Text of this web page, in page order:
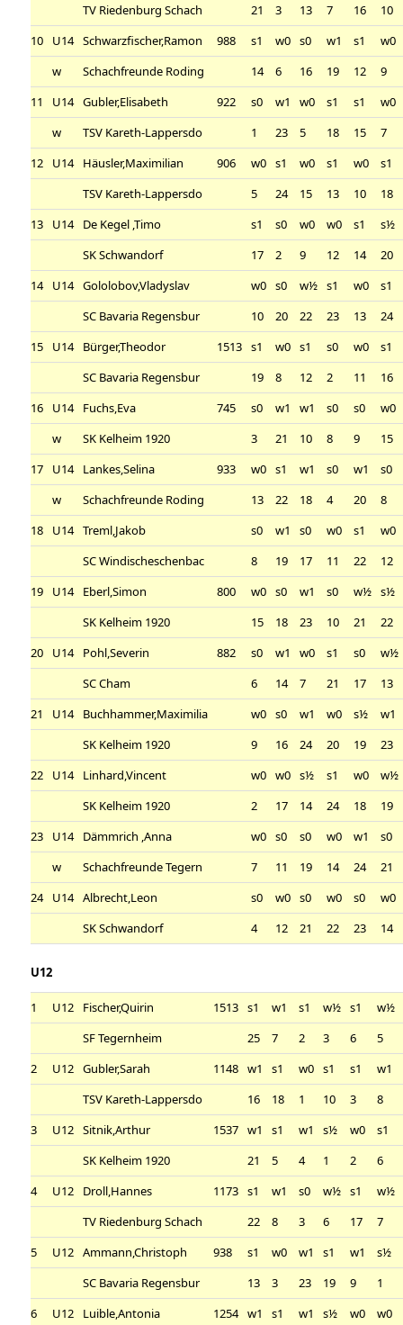
TV Riedenburg Schach
21 3 13 7 16
10
10
U14 Schwarzfischer,Ramon 988 s1 w0 s0 w1 s1
w0
w
Schachfreunde Roding 14 6 16 19 12
9
11
U14 Gubler,Elisabeth 922 s0 w1 w0 s1 s1
w0
w
TSV Kareth-Lappersdo 1 23 5 18 15
7
12
U14 Häusler,Maximilian 906 w0 s1 w0 s1 w0
s1
TSV Kareth-Lappersdo
5 24 15 13 10
18
13
U14 De Kegel ,Timo s1 s0 w0 w0 s1
s½
SK Schwandorf
17 2 9 12 14
20
14
U14 Gololobov,Vladyslav w0 s0 w½ s1 w0
s1
SC Bavaria Regensbur
10 20 22 23 13
24
15
U14 Bürger,Theodor 1513 s1 w0 s1 s0 w0
s1
SC Bavaria Regensbur
19 8 12 2 11
16
16
U14 Fuchs,Eva 745 s0 w1 w1 s0 s0
w0
w
SK Kelheim 1920 3 21 10 8 9
15
17
U14 Lankes,Selina 933 w0 s1 w1 s0 w1
s0
w
Schachfreunde Roding 13 22 18 4 20
8
18
U14 Treml,Jakob s0 w1 s0 w0 s1
w0
SC Windischeschenbac
8 19 17 11 22
12
19
U14 Eberl,Simon 800 w0 s0 w1 s0 w½ s½
SK Kelheim 1920
15 18 23 10 21
22
20
U14 Pohl,Severin 882 s0 w1 w0 s1 s0
w½
SC Cham
6 14 7 21 17
13
21
U14 Buchhammer,Maximilia w0 s0 w1 w0 s½
w1
SK Kelheim 1920
9 16 24 20 19
23
22
U14 Linhard,Vincent w0 w0 s½ s1 w0
w½
SK Kelheim 1920
2 17 14 24 18
19
23
U14 Dämmrich ,Anna w0 s0 s0 w0 w1
s0
w
Schachfreunde Tegern 7 11 19 14 24
21
24
U14 Albrecht,Leon s0 w0 s0 w0 s0
w0
SK Schwandorf
4 12 21 22 23 14
U12
1 U12 Fischer,Quirin 1513 s1 w1 s1 w½ s1
w½
SF Tegernheim
25 7 2 3 6
5
2
U12 Gubler,Sarah 1148 w1 s1 w0 s1 s1
w1
TSV Kareth-Lappersdo
16 18 1 10 3
8
3
U12 Sitnik,Arthur 1537 w1 s1 w1 s½ w0
s1
SK Kelheim 1920
21 5 4 1 2
6
4
U12 Droll,Hannes 1173 s1 w1 s0 w½ s1
w½
TV Riedenburg Schach
22 8 3 6 17
7
5
U12 Ammann,Christoph 938 s1 w0 w1 s1 w1
s½
SC Bavaria Regensbur
13 3 23 19 9
1
6
U12 Luible,Antonia 1254 w1 s1 w1 s½ w0 w0